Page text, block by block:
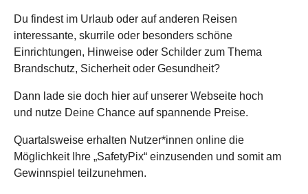
Du findest im Urlaub oder auf anderen Reisen
interessante, skurrile oder besonders schöne
Einrichtungen, Hinweise oder Schilder zum Thema
Brandschutz, Sicherheit oder Gesundheit?
Dann lade sie doch hier auf unserer Webseite hoch
und nutze Deine Chance auf spannende Preise.
Quartalsweise erhalten Nutzer*innen online die
Möglichkeit Ihre „SafetyPix“ einzusenden und somit am
Gewinnspiel teilzunehmen.